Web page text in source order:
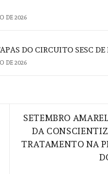
DE 2026
DO CIRCUITO SESC
DE 2026
SETEMBRO
DA
TRATAMENTO NA